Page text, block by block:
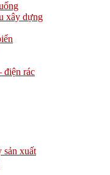
xây dựng
điện rác
sản xuất